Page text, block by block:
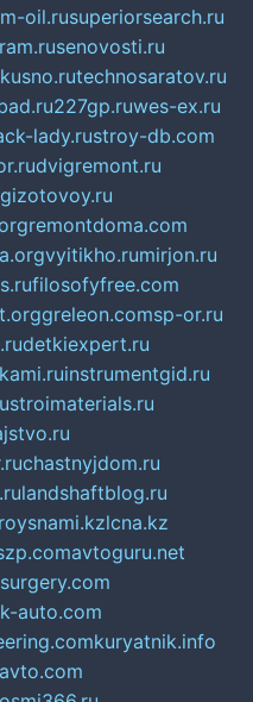
oil.rusuperiorsearch.ru
senovosti.ru
technosaratov.ru
227gp.ruwes-ex.ru
lady.rustroy-db.com
dvigremont.ru
remontdoma.com
vyitikho.rumirjon.ru
filosofyfree.com
greleon.comsp-or.ru
detkiexpert.ru
instrumentgid.ru
stroimaterials.ru
chastnyjdom.ru
landshaftblog.ru
lcna.kz
avtoguru.net
auto.com
kuryatnik.info